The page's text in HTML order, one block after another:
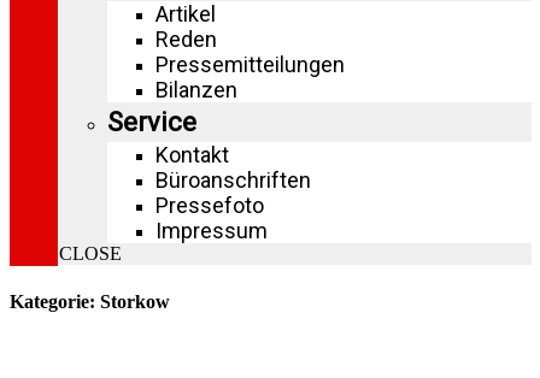
Artikel
Reden
Pressemitteilungen
Bilanzen
Service
Kontakt
Büroanschriften
Pressefoto
Impressum
CLOSE
Kategorie: Storkow